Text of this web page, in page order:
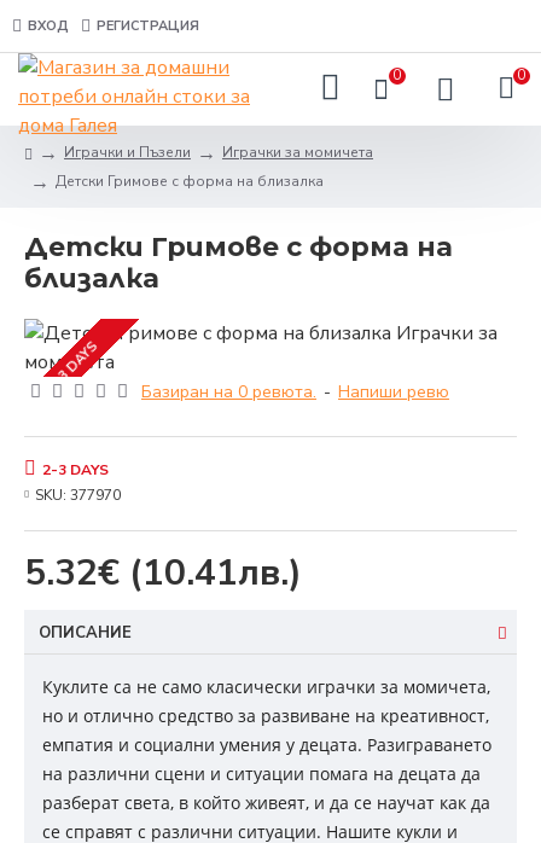
ВХОД РЕГИСТРАЦИЯ
0 0
Играчки и Пъзели
Играчки за момичета
Детски Гримове с форма на близалка
Детски Гримове с форма на
близалка
2-3 DAYS Базиран на 0 ревюта. - Напиши ревю
5.32€ (10.41лв.)
2-3 DAYS
SKU: 377970
ОПИСАНИЕ
Куклите са не само класически играчки за момичета,
но и отлично средство за развиване на креативност,
емпатия и социални умения у децата. Разиграването
на различни сцени и ситуации помага на децата да
разберат света, в който живеят, и да се научат как да
се справят с различни ситуации. Нашите кукли и